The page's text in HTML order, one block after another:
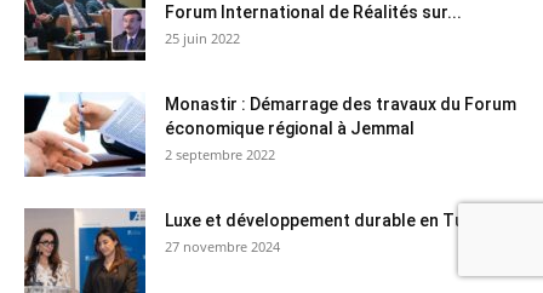
Forum International de Réalités sur...
25 juin 2022
Monastir : Démarrage des travaux du Forum
économique régional à Jemmal
2 septembre 2022
Luxe et développement durable en Tunisie
27 novembre 2024